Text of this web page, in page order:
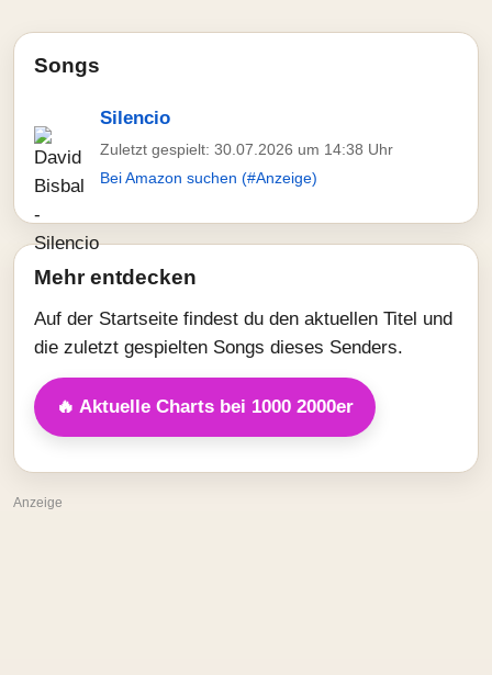
Songs
Silencio
Zuletzt gespielt: 30.07.2026 um 14:38 Uhr
Bei Amazon suchen (#Anzeige)
Mehr entdecken
Auf der Startseite findest du den aktuellen Titel und
die zuletzt gespielten Songs dieses Senders.
🔥 Aktuelle Charts bei 1000 2000er
Anzeige